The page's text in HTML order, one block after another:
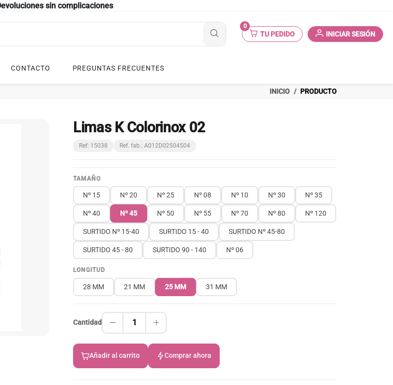
sin complicaciones
0
TU PEDIDO INICIAR SESIÓN
CONTACTO PREGUNTAS FRECUENTES
INICIO PRODUCTO
Limas K Colorinox 02
Ref: 15038 Ref. fab.: A012D02504504
TAMAÑO
Nº 15 Nº 20 Nº 25 Nº 08 Nº 10 Nº 30 Nº 35
Nº 40 Nº 45 Nº 50 Nº 55 Nº 70 Nº 80 Nº 120
SURTIDO Nº 15-40 SURTIDO 15 - 40 SURTIDO Nº 45-80
SURTIDO 45 - 80 SURTIDO 90 - 140 Nº 06
LONGITUD
28 MM 21 MM 25 MM 31 MM
Cantidad 1
Añadir al carrito Comprar ahora